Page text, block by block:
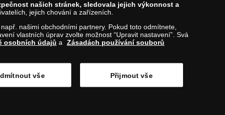
našich stránek, sledovala jejich výkonnost a
jejich chování a zařízeních.
našimi obchodními partnery. Pokud toto odmítnete,
vlastních úprav zvolte možnost “Upravit nastavení”. Svá
osobních údajů a
Zásadách používání souborů
vše Přijmout vše